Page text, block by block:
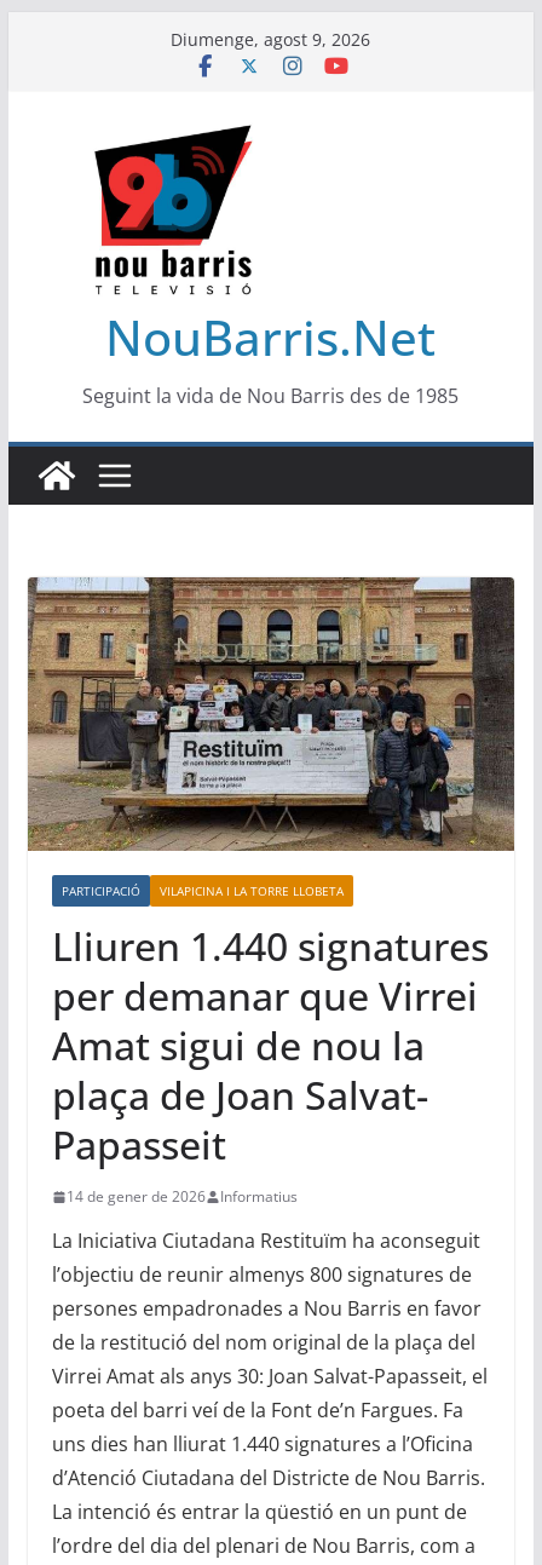
Diumenge, agost 9, 2026
NouBarris.Net
Seguint la vida de Nou Barris des de 1985
PARTICIPACIÓ VILAPICINA I LA TORRE LLOBETA
Lliuren 1.440 signatures
per demanar que Virrei
Amat sigui de nou la
plaça de Joan Salvat-
Papasseit
14 de gener de 2026 Informatius
La Iniciativa Ciutadana Restituïm ha aconseguit
l’objectiu de reunir almenys 800 signatures de
persones empadronades a Nou Barris en favor
de la restitució del nom original de la plaça del
Virrei Amat als anys 30: Joan Salvat-Papasseit, el
poeta del barri veí de la Font de’n Fargues. Fa
uns dies han lliurat 1.440 signatures a l’Oficina
d’Atenció Ciutadana del Districte de Nou Barris.
La intenció és entrar la qüestió en un punt de
l’ordre del dia del plenari de Nou Barris, com a